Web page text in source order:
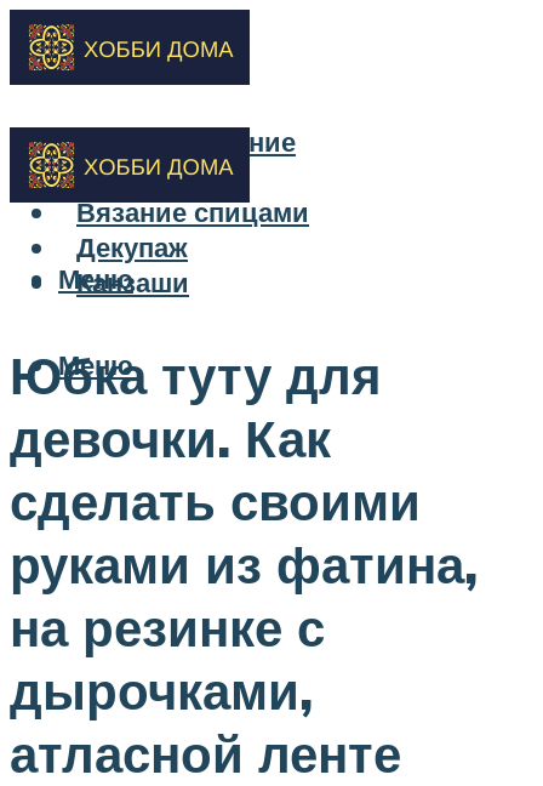
Бисероплетение
Вышивка
Вязание спицами
Декупаж
Канзаши
Меню
Меню
Юбка туту для
девочки. Как
сделать своими
руками из фатина,
на резинке с
дырочками,
атласной ленте